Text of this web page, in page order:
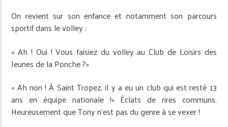
On revient sur son enfance et notamment son parcours
sportif dans le volley :
« Ah ! Oui ! Vous faisiez du volley au Club de Loisirs des
Jeunes de la Ponche ?»
« Ah non ! À Saint Tropez, il y a eu un club qui est resté 13
ans en équipe nationale !» Éclats de rires communs.
Heureusement que Tony n’est pas du genre à se vexer !